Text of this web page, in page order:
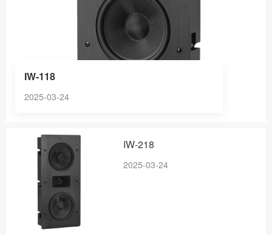
IW-118
2025-03-24
IW-218
2025-03-24